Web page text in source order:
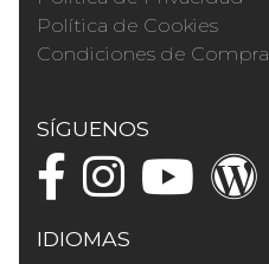
Política de Cookies
Condiciones de Compra
SÍGUENOS
IDIOMAS